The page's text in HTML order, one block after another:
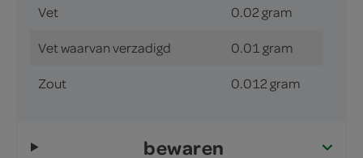
Vet 0.02 gram
Vet waarvan verzadigd 0.01 gram
Zout 0.012 gram
bewaren